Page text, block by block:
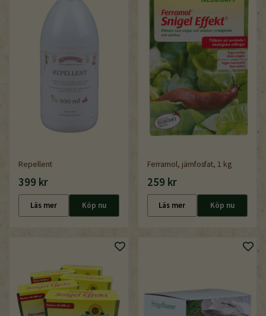
Repellent
399 kr
Läs mer Köp nu
Ferramol, järnfosfat, 1 kg
259 kr
Läs mer Köp nu